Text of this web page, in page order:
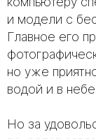
и модели с
Главное его
но уже
водой и в
Но за